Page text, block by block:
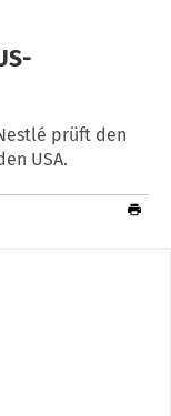
prüft den
USA.